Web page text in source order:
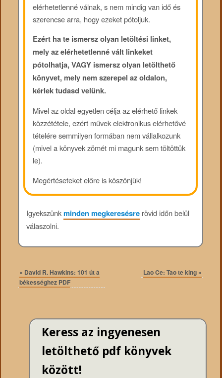
elérhetetlenné válnak, s nem mindig van idő és
szerencse arra, hogy ezeket pótoljuk.
Ezért ha te ismersz olyan letöltési linket,
mely az elérhetetlenné vált linkeket
pótolhatja, VAGY ismersz olyan letölthető
könyvet, mely nem szerepel az oldalon,
kérlek tudasd velünk.
Mivel az oldal egyetlen célja az elérhető linkek
közzététele, ezért művek elektronikus elérhetővé
tételére semmilyen formában nem vállalkozunk
(mivel a könyvek zömét mi magunk sem töltöttük
le).
Megértéseteket előre is köszönjük!
Igyekszünkminden megkeresésrerövid időn belül
válaszolni.
« David R. Hawkins: 101 út a
békességhez PDF
Lao Ce: Tao te king »
Keress az ingyenesen
letölthető pdf könyvek
között!